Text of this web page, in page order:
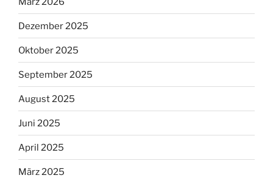
Dezember 2025
Oktober 2025
September 2025
August 2025
Juni 2025
April 2025
März 2025